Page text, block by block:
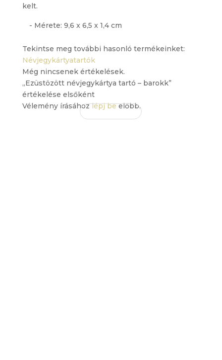
kelt.
- Mérete: 9,6 x 6,5 x 1,4 cm
Tekintse meg további hasonló termékeinket:
Névjegykártyatartók
Még nincsenek értékelések.
„Ezüstözött névjegykártya tartó – barokk”
értékelése elsőként
Vélemény írásáhozlépj beelőbb.